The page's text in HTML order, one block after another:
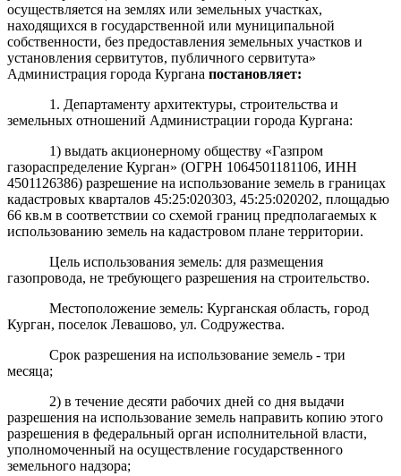
осуществляется на землях или земельных участках,
находящихся в государственной или муниципальной
собственности, без предоставления земельных участков и
установления сервитутов, публичного сервитута»
Администрация города Кургана постановляет:
1. Департаменту архитектуры, строительства и
земельных отношений Администрации города Кургана:
1) выдать акционерному обществу «Газпром
газораспределение Курган» (ОГРН 1064501181106, ИНН
4501126386) разрешение на использование земель в границах
кадастровых кварталов 45:25:020303, 45:25:020202, площадью
66 кв.м в соответствии со схемой границ предполагаемых к
использованию земель на кадастровом плане территории.
Цель использования земель: для размещения
газопровода, не требующего разрешения на строительство.
Местоположение земель: Курганская область, город
Курган, поселок Левашово, ул. Содружества.
Срок разрешения на использование земель - три
месяца;
2) в течение десяти рабочих дней со дня выдачи
разрешения на использование земель направить копию этого
разрешения в федеральный орган исполнительной власти,
уполномоченный на осуществление государственного
земельного надзора;